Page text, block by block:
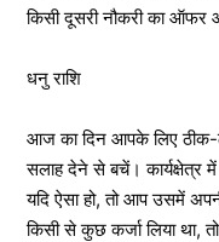
किसी दूसरी नौकरी का ऑफर
धनु राशि
आज का दिन आपके लिए ठीक-
सलाह देने से बचें।
यदि ऐसा हो, तो आप उसमें
किसी से कुछ कर्जा लिया था,